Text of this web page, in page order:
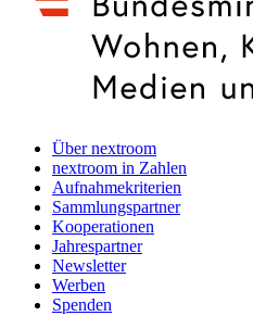
Über nextroom
nextroom in Zahlen
Aufnahmekriterien
Sammlungspartner
Kooperationen
Jahrespartner
Newsletter
Werben
Spenden